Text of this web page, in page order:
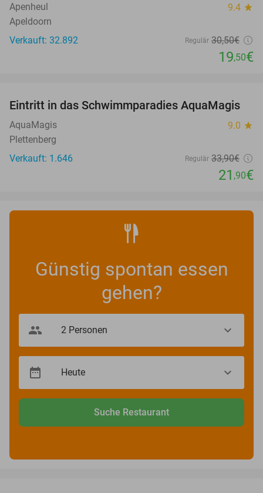
Apenheul 9.4 star
Apeldoorn
Verkauft: 32.892
Regulär 30,50€
19,50€
35%
Eintritt in das Schwimmparadies AquaMagis
AquaMagis 9.0 star
Plettenberg
Verkauft: 1.646
Regulär 33,90€
21 ,90€
Günstig spontan essen
gehen?
Suche Restaurant